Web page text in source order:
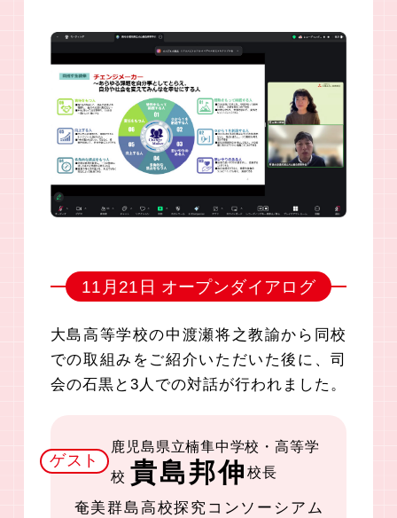
11月21日 オープンダイアログ
大島高等学校の中渡瀬将之教諭から同校
での取組みをご紹介いただいた後に、司
会の石黒と3人での対話が行われました。
ゲスト
鹿児島県立楠隼中学校・高等学
校 貴島邦伸 校長
奄美群島高校探究コンソーシアム